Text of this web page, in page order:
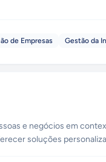
de Empresas Gestão da
em contextos de
soluções